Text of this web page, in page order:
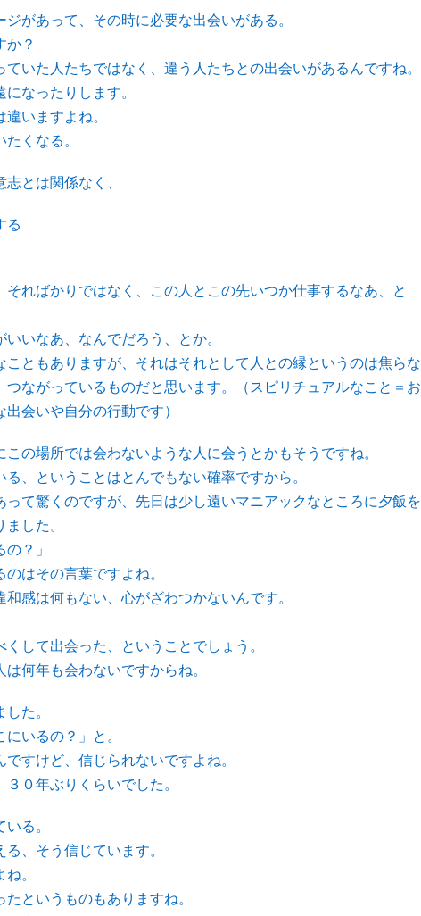
ジがあって、その時に必要な出会いがある。
か？
いた人たちではなく、違う人たちとの出会いがあるんですね。
なったりします。
いますよね。
くなる。
とは関係なく、
る
そればかりではなく、この人とこの先いつか仕事するなあ、と
いなあ、なんでだろう、とか。
こともありますが、それはそれとして人との縁というのは焦らな
つながっているものだと思います。（スピリチュアルなこと＝お
会いや自分の行動です）
の場所では会わないような人に会うとかもそうですね。
、ということはとんでもない確率ですから。
って驚くのですが、先日は少し遠いマニアックなところに夕飯を
した。
？」
はその言葉ですよね。
感は何もない、心がざわつかないんです。
して出会った、ということでしょう。
何年も会わないですからね。
た。
にいるの？」と。
すけど、信じられないですよね。
０年ぶりくらいでした。
る。
、そう信じています。
。
というものもありますね。